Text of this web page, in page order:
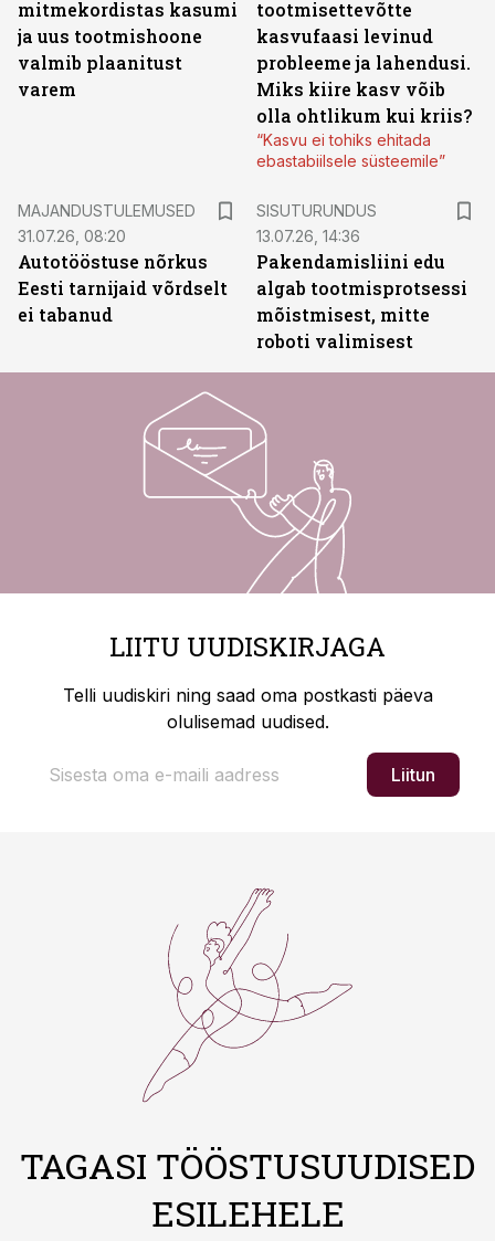
mitmekordistas kasumi
ja uus tootmishoone
valmib plaanitust
varem
tootmisettevõtte
kasvufaasi levinud
probleeme ja lahendusi.
Miks kiire kasv võib
olla ohtlikum kui kriis?
“Kasvu ei tohiks ehitada
ebastabiilsele süsteemile”
MAJANDUSTULEMUSED
31.07.26, 08:20
Autotööstuse nõrkus
Eesti tarnijaid võrdselt
ei tabanud
SISUTURUNDUS
13.07.26, 14:36
Pakendamisliini edu
algab tootmisprotsessi
mõistmisest, mitte
roboti valimisest
LIITU UUDISKIRJAGA
Telli uudiskiri ning saad oma postkasti päeva
olulisemad uudised.
Liitun
TAGASI TÖÖSTUSUUDISED
ESILEHELE